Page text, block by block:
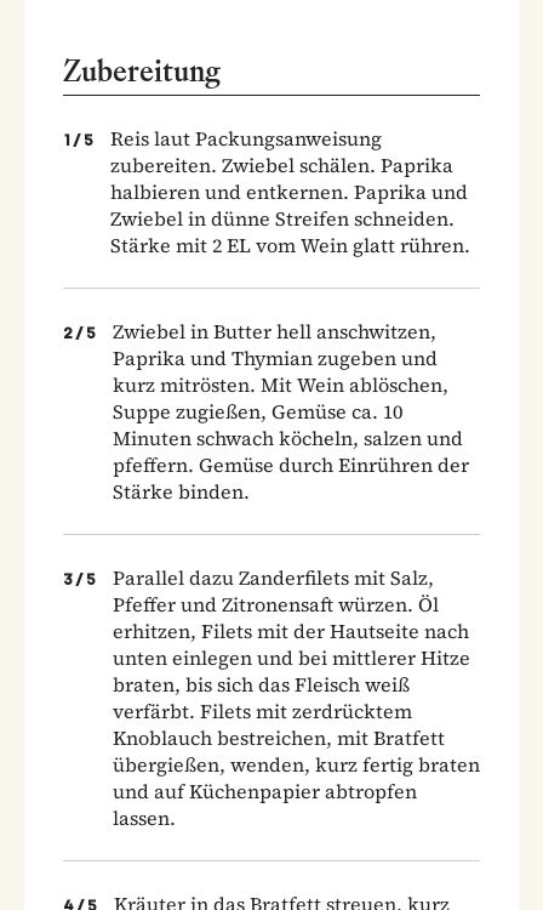
Zubereitung
1 / 5
Reis laut Packungsanweisung
zubereiten. Zwiebel schälen. Paprika
halbieren und entkernen. Paprika und
Zwiebel in dünne Streifen schneiden.
Stärke mit 2 EL vom Wein glatt rühren.
2 / 5
Zwiebel in Butter hell anschwitzen,
Paprika und Thymian zugeben und
kurz mitrösten. Mit Wein ablöschen,
Suppe zugießen, Gemüse ca. 10
Minuten schwach köcheln, salzen und
pfeffern. Gemüse durch Einrühren der
Stärke binden.
3 / 5
Parallel dazu Zanderfilets mit Salz,
Pfeffer und Zitronensaft würzen. Öl
erhitzen, Filets mit der Hautseite nach
unten einlegen und bei mittlerer Hitze
braten, bis sich das Fleisch weiß
verfärbt. Filets mit zerdrücktem
Knoblauch bestreichen, mit Bratfett
übergießen, wenden, kurz fertig braten
und auf Küchenpapier abtropfen
lassen.
4 / 5 Kräuter in das Bratfett streuen, kurz